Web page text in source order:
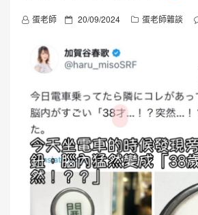
蛋老師
P
s
t
d
o
20/09/2024 蛋老師雜談